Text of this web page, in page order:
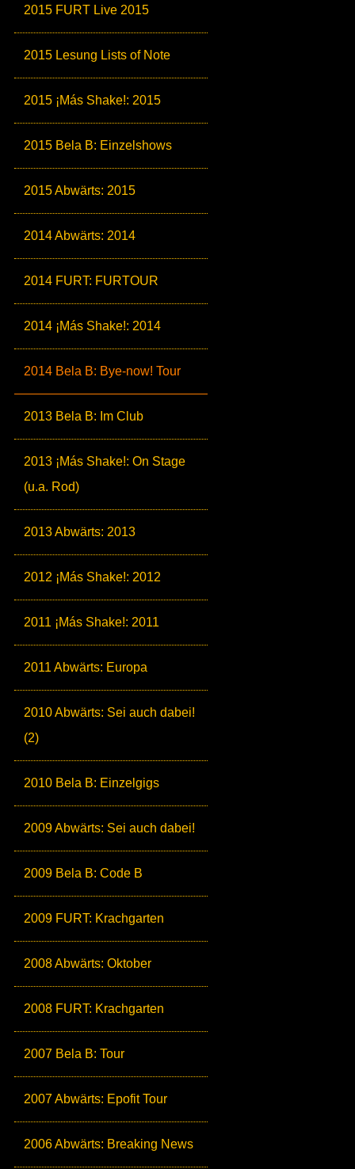
2015 FURT Live 2015
2015 Lesung Lists of Note
2015 ¡Más Shake!: 2015
2015 Bela B: Einzelshows
2015 Abwärts: 2015
2014 Abwärts: 2014
2014 FURT: FURTOUR
2014 ¡Más Shake!: 2014
2014 Bela B: Bye-now! Tour
2013 Bela B: Im Club
2013 ¡Más Shake!: On Stage
(u.a. Rod)
2013 Abwärts: 2013
2012 ¡Más Shake!: 2012
2011 ¡Más Shake!: 2011
2011 Abwärts: Europa
2010 Abwärts: Sei auch dabei!
(2)
2010 Bela B: Einzelgigs
2009 Abwärts: Sei auch dabei!
2009 Bela B: Code B
2009 FURT: Krachgarten
2008 Abwärts: Oktober
2008 FURT: Krachgarten
2007 Bela B: Tour
2007 Abwärts: Epofit Tour
2006 Abwärts: Breaking News